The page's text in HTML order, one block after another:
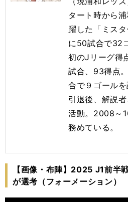
タート時から
躍した「ミス
に50試合で32
初のJリーグ得
試合、93得点
合で９ゴール
引退後、解説
活動。2008～
務めている。
【画像・布陣】2025 J1前半
が選考（フォーメーション）